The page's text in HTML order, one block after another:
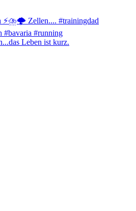
Leben ist kurz.